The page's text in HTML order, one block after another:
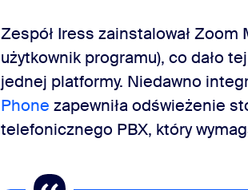
Zespół Iress zainstalował
użytkownik programu), co dało
jednej platformy. Niedawno
Phone zapewniła odświeżenie
telefonicznego PBX, który